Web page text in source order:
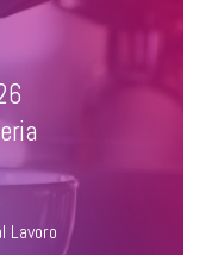
Lavoro